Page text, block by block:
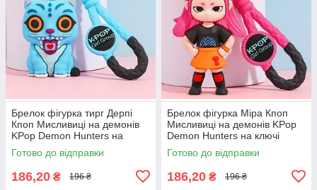
Брелок фігурка тирг Дерпі
Кпоп Мисливиці на демонів
KPop Demon Hunters на
ключі рюкзак сумку пенал,
іграшка
Готово до відправки
186,20 ₴ 196 ₴
Брелок фігурка Міра Кпоп
Мисливиці на демонів KPop
Demon Hunters на ключі
рюкзак сумку пенал, іграшка
Готово до відправки
186,20 ₴ 196 ₴